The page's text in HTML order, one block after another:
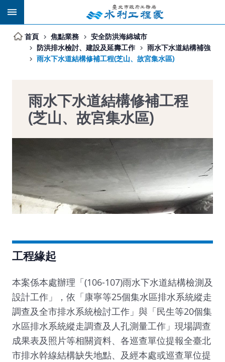
跳到主要內容區塊
首頁 焦點業務
安全防洪海綿城市
防洪排水檢討、建設及延壽工作
雨水下水道結構補強
雨水下水道結構修補工程(芝山、故宮集水區)
雨水下水道結構修補工程
(芝山、故宮集水區)
工程緣起
本案係本處辦理「(106-107)雨水下水道結構檢測及
設計工作」，依「康寧等25個集水區排水系統縱走
調查及全市排水系統檢討工作」與「民生等20個集
水區排水系統縱走調查及人孔測量工作」現場調查
成果表及照片等相關資料、各巡查單位提報全臺北
市排水幹線結構缺失地點、及經本處或巡查單位提